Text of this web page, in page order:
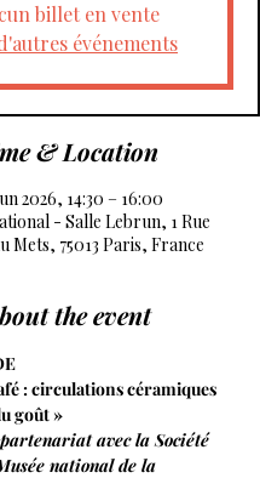
billet en vente
événements
& Location
2026, 14:30 – 16:00
- Salle Lebrun, 1 Rue
Mets, 75013 Paris, France
the event
: circulations céramiques
goût »
avec la Société
national de la